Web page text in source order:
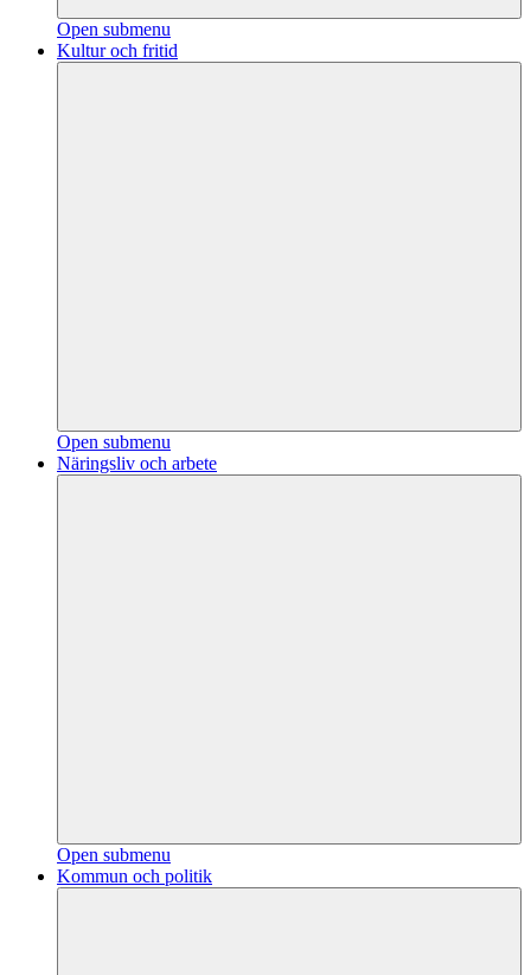
Open submenu
Kultur och fritid
Open submenu
Näringsliv och arbete
Open submenu
Kommun och politik